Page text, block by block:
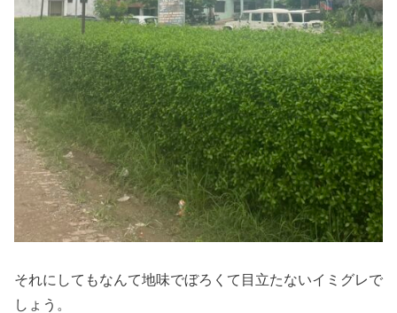
それにしてもなんて地味でぼろくて目立たないイミグレで
しょう。